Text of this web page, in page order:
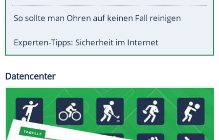
So sollte man Ohren auf keinen Fall reinigen
Experten-Tipps: Sicherheit im Internet
Datencenter